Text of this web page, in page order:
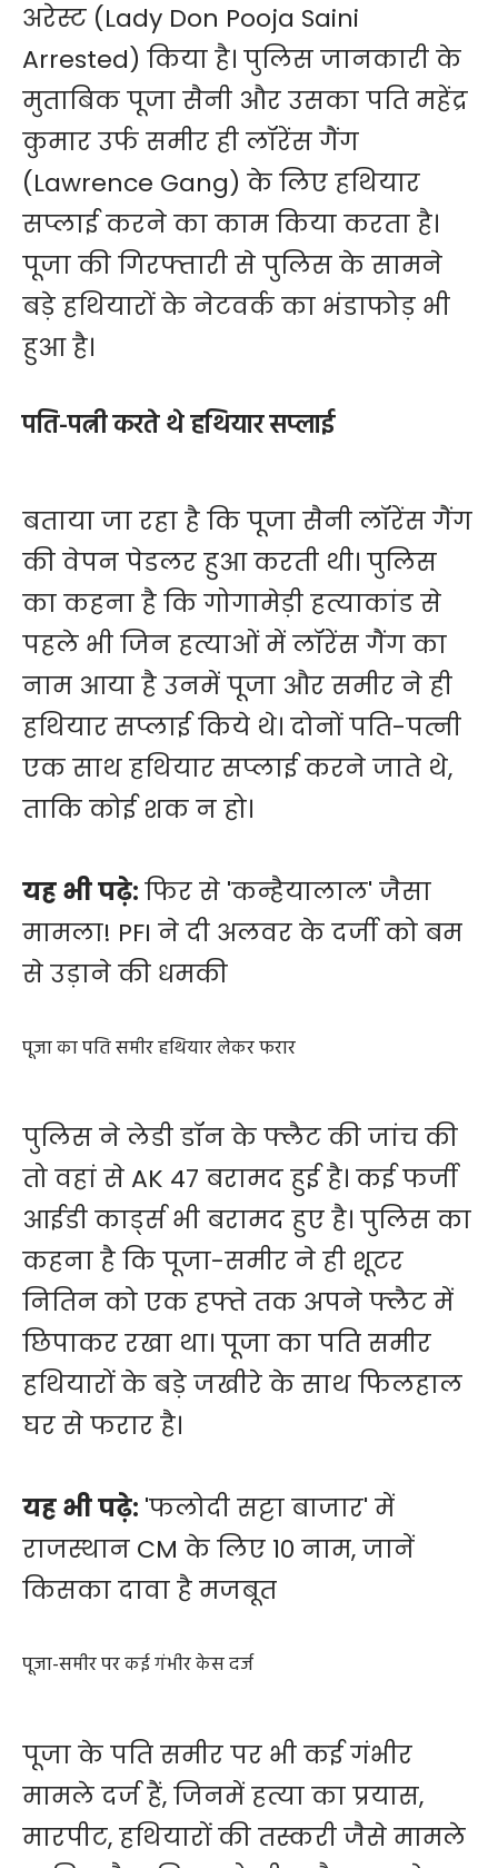
अरेस्ट (Lady Don Pooja Saini
Arrested) किया है। पुलिस जानकारी के
मुताबिक पूजा सैनी और उसका पति महेंद्र
कुमार उर्फ समीर ही लॉरेंस गैंग
(Lawrence Gang) के लिए हथियार
सप्लाई करने का काम किया करता है।
पूजा की गिरफ्तारी से पुलिस के सामने
बड़े हथियारों के नेटवर्क का भंडाफोड़ भी
हुआ है।
पति-पत्नी करते थे हथियार सप्लाई
बताया जा रहा है कि पूजा सैनी लॉरेंस गैंग
की वेपन पेडलर हुआ करती थी। पुलिस
का कहना है कि गोगामेड़ी हत्याकांड से
पहले भी जिन हत्याओं में लॉरेंस गैंग का
नाम आया है उनमें पूजा और समीर ने ही
हथियार सप्लाई किये थे। दोनों पति-पत्नी
एक साथ हथियार सप्लाई करने जाते थे,
ताकि कोई शक न हो।
यह भी पढ़े:फिर से 'कन्हैयालाल' जैसा
मामला! PFI ने दी अलवर के दर्जी को बम
से उड़ाने की धमकी
पूजा का पति समीर हथियार लेकर फरार
पुलिस ने लेडी डॉन के फ्लैट की जांच की
तो वहां से AK 47 बरामद हुई है। कई फर्जी
आईडी कार्ड्स भी बरामद हुए है। पुलिस का
कहना है कि पूजा-समीर ने ही शूटर
नितिन को एक हफ्ते तक अपने फ्लैट में
छिपाकर रखा था। पूजा का पति समीर
हथियारों के बड़े जखीरे के साथ फिलहाल
घर से फरार है।
यह भी पढ़े: 'फलोदी सट्टा बाजार' में
राजस्थान CM के लिए 10 नाम, जानें
किसका दावा है मजबूत
पूजा-समीर पर कई गंभीर केस दर्ज
पूजा के पति समीर पर भी कई गंभीर
मामले दर्ज हैं, जिनमें हत्या का प्रयास,
मारपीट, हथियारों की तस्करी जैसे मामले